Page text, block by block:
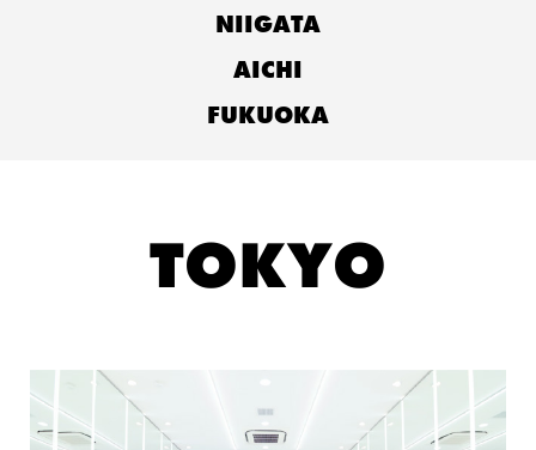
NIIGATA
AICHI
FUKUOKA
TOKYO